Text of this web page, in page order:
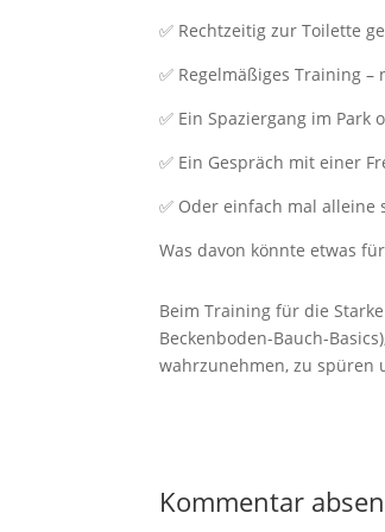
✅ Rechtzeitig zur Toilette
✅ Regelmäßiges Training
✅ Ein Spaziergang im
✅ Ein Gespräch mit einer
✅ Oder einfach mal
Was davon könnte etwas
Beim Training für die
Beckenboden-Bauch-
wahrzunehmen, zu spüren
Kommentar